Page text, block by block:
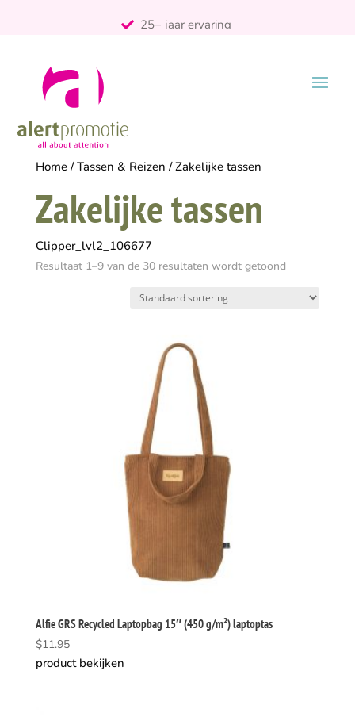
25+ jaar ervaring
Home/Tassen & Reizen / Zakelijke tassen
Zakelijke tassen
Clipper_lvl2_106677
Resultaat 1–9 van de 30 resultaten wordt getoond
Alfie GRS Recycled Laptopbag 15″ (450 g/m²) laptoptas
$11.95
product bekijken